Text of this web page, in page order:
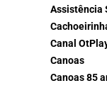
Assistência
Canal
Canoas
Canoas 85